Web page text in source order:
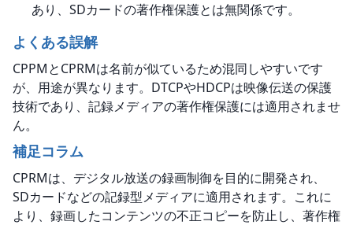
あり、SDカードの著作権保護とは無関係です。
よくある誤解
CPPMとCPRMは名前が似ているため混同しやすいです
が、用途が異なります。DTCPやHDCPは映像伝送の保護
技術であり、記録メディアの著作権保護には適用されませ
ん。
補足コラム
CPRMは、デジタル放送の録画制御を目的に開発され、
SDカードなどの記録型メディアに適用されます。これに
より、録画したコンテンツの不正コピーを防止し、著作権